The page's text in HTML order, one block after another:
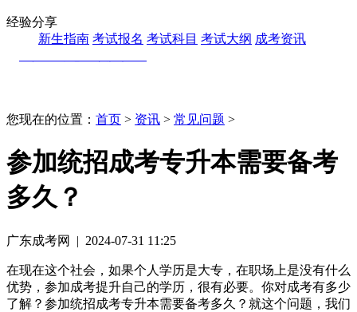
经验分享
新生指南 考试报名 考试科目 考试大纲 成考资讯
您现在的位置： 首页 > 资讯 > 常见问题 >
参加统招成考专升本需要备考
多久？
广东成考网 | 2024-07-31 11:25
在现在这个社会，如果个人学历是大专，在职场上是没有什么
优势，参加成考提升自己的学历，很有必要。你对成考有多少
了解？参加统招成考专升本需要备考多久？就这个问题，我们